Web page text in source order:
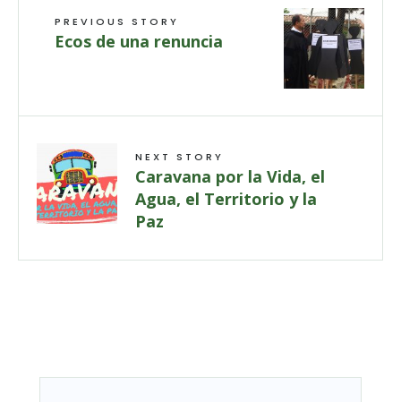
PREVIOUS STORY
Ecos de una renuncia
NEXT STORY
Caravana por la Vida, el
Agua, el Territorio y la
Paz